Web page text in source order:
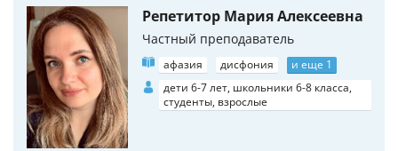
Репетитор Мария Алексеевна
Частный преподаватель
афазия дисфония
и еще 1
дети 6-7 лет, школьники 6-8 класса,
студенты, взрослые